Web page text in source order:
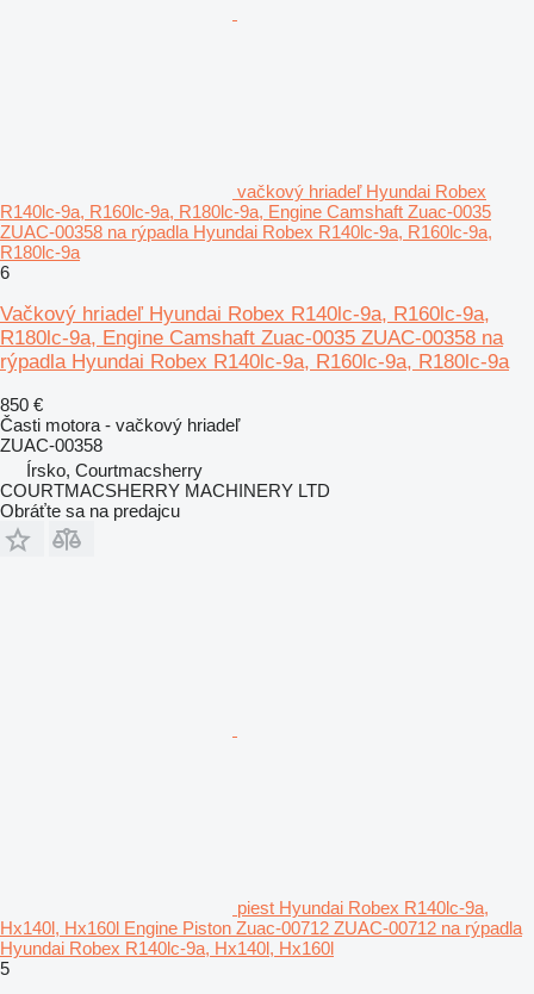
vačkový hriadeľ Hyundai Robex
R140lc-9a, R160lc-9a, R180lc-9a, Engine Camshaft Zuac-0035
ZUAC-00358 na rýpadla Hyundai Robex R140lc-9a, R160lc-9a,
R180lc-9a
6
Vačkový hriadeľ Hyundai Robex R140lc-9a, R160lc-9a,
R180lc-9a, Engine Camshaft Zuac-0035 ZUAC-00358 na
rýpadla Hyundai Robex R140lc-9a, R160lc-9a, R180lc-9a
850 €
Časti motora - vačkový hriadeľ
ZUAC-00358
Írsko, Courtmacsherry
COURTMACSHERRY MACHINERY LTD
Obráťte sa na predajcu
piest Hyundai Robex R140lc-9a,
Hx140l, Hx160l Engine Piston Zuac-00712 ZUAC-00712 na rýpadla
Hyundai Robex R140lc-9a, Hx140l, Hx160l
5